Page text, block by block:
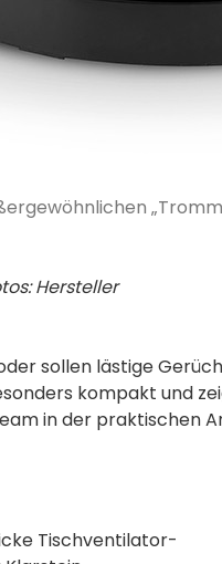
Hersteller
sollen lästige
kompakt und
in der praktischen
Tischventilator­